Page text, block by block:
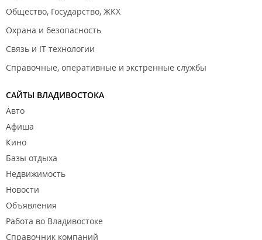
Общество, Государство, ЖКХ
Охрана и безопасность
Связь и IT технологии
Справочные, оперативные и экстренные службы
САЙТЫ ВЛАДИВОСТОКА
Авто
Афиша
Кино
Базы отдыха
Недвижимость
Новости
Объявления
Работа во Владивостоке
Справочник компаний